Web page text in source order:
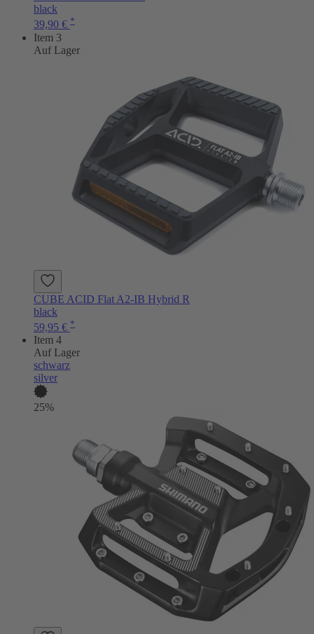
black
39,90 € *
Item 3
Auf Lager
CUBE ACID Flat A2-IB Hybrid R
black
59,95 € *
Item 4
Auf Lager
schwarz
silver
25%